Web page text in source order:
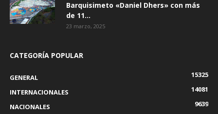
Barquisimeto «Daniel Dhers» con más
de 11...
23 marzo, 2025
CATEGORÍA POPULAR
GENERAL
15325
INTERNACIONALES
14081
NACIONALES
9639